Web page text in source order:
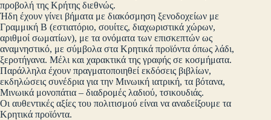
προβολή της Κρήτης διεθνώς.
Ήδη έχουν γίνει βήματα με διακόσμηση ξενοδοχείων με
Γραμμική Β (εστιατόριο, σουίτες, διαχωριστικά χώρων,
αριθμοί σωματίων), με τα ονόματα των επισκεπτών ως
αναμνηστικό, με σύμβολα στα Κρητικά προϊόντα όπως λάδι,
ξεροτήγανα. Μέλι και χαρακτικά της γραφής σε κοσμήματα.
Παράλληλα έχουν πραγματοποιηθεί εκδόσεις βιβλίων,
εκδηλώσεις συνέδρια για την Μινωική ιατρική, τα βότανα,
Μινωικά μονοπάτια – διαδρομές λαδιού, τσικουδιάς.
Οι αυθεντικές αξίες του πολιτισμού είναι να αναδείξουμε τα
Κρητικά προϊόντα.